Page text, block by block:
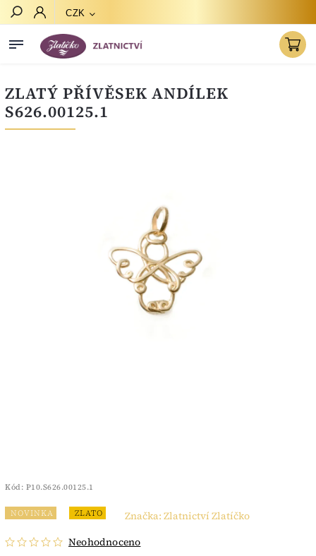
CZK
ZLATÝ PŘÍVĚSEK ANDÍLEK
S626.00125.1
Kód: P10.S626.00125.1
NOVINKA ZLATO
Neohodnoceno
Značka: Zlatnictví Zlatíčko